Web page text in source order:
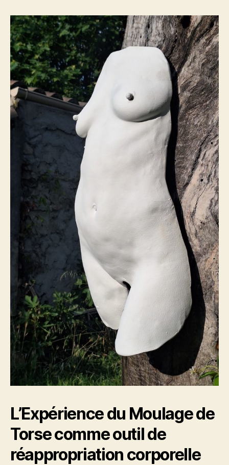
L’Expérience du Moulage de
Torse comme outil de
réappropriation corporelle